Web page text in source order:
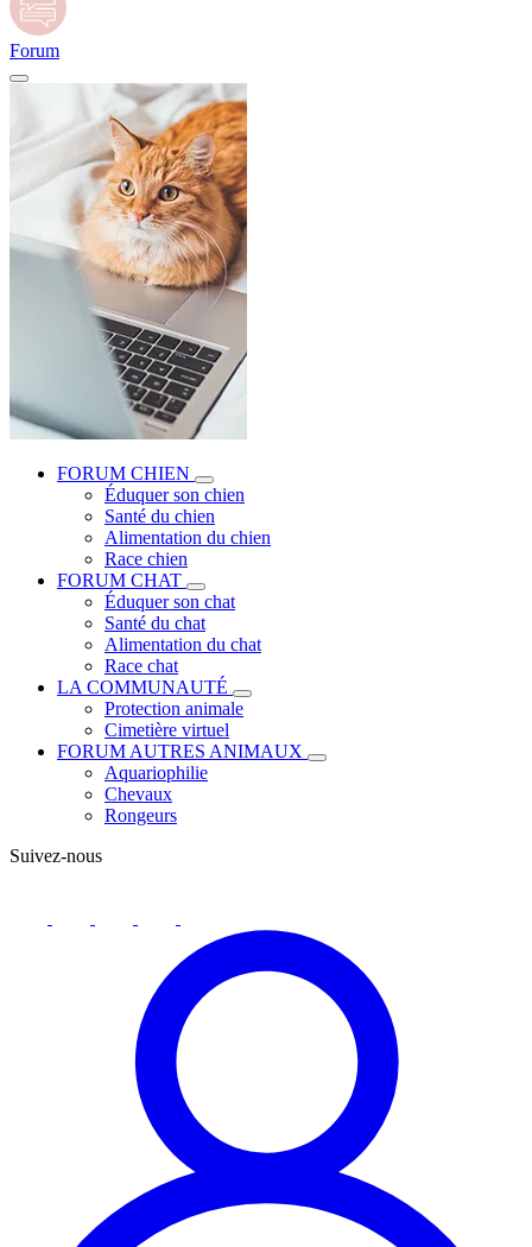
Forum
FORUM CHIEN
Éduquer son chien
Santé du chien
Alimentation du chien
Race chien
FORUM CHAT
Éduquer son chat
Santé du chat
Alimentation du chat
Race chat
LA COMMUNAUTÉ
Protection animale
Cimetière virtuel
FORUM AUTRES ANIMAUX
Aquariophilie
Chevaux
Rongeurs
Suivez-nous